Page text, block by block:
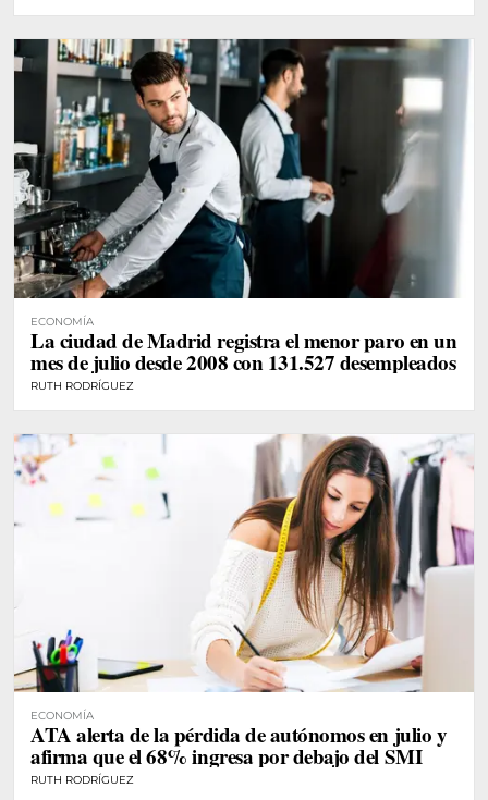
ECONOMÍA
La ciudad de Madrid registra el menor paro en un
mes de julio desde 2008 con 131.527 desempleados
RUTH RODRÍGUEZ
ECONOMÍA
ATA alerta de la pérdida de autónomos en julio y
afirma que el 68% ingresa por debajo del SMI
RUTH RODRÍGUEZ